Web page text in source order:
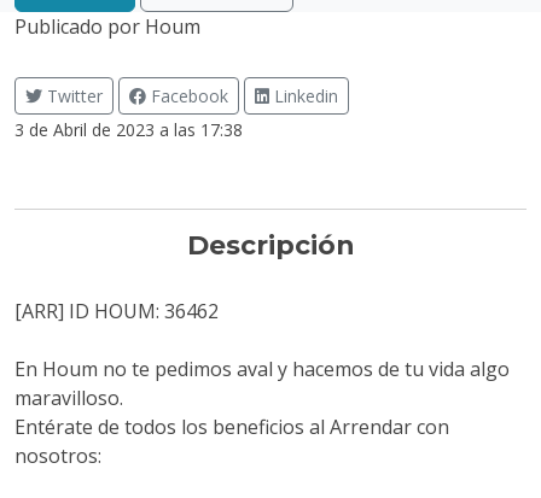
Publicado por Houm
Twitter Facebook
Linkedin
3 de Abril de 2023 a las 17:38
Descripción
[ARR] ID HOUM: 36462
En Houm no te pedimos aval y hacemos de tu vida algo
maravilloso.
Entérate de todos los beneficios al Arrendar con
nosotros: